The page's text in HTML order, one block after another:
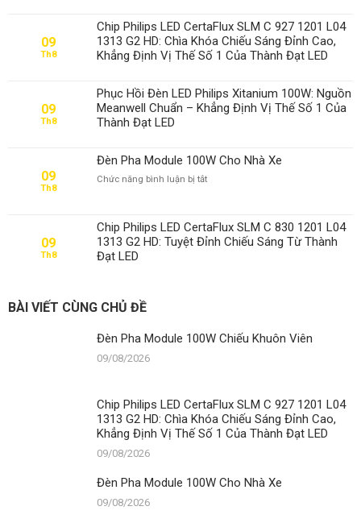
100W
Chiếu
Khuôn
09
Th8
Chip Philips LED CertaFlux SLM C 927 1201 L04
1313 G2 HD: Chìa Khóa Chiếu Sáng Đỉnh Cao,
Khẳng Định Vị Thế Số 1 Của Thành Đạt LED
09
Th8
Phục Hồi Đèn LED Philips Xitanium 100W: Nguồn
Meanwell Chuẩn – Khẳng Định Vị Thế Số 1 Của
Thành Đạt LED
09
Th8
Đèn Pha Module 100W Cho Nhà Xe
Chức năng bình luận bị tắtở
100W
Cho
09
Th8
Chip Philips LED CertaFlux SLM C 830 1201 L04
1313 G2 HD: Tuyệt Đỉnh Chiếu Sáng Từ Thành
Đạt LED
BÀI VIẾT CÙNG CHỦ ĐỀ
Đèn Pha Module 100W Chiếu Khuôn Viên
09/08/2026
Chip Philips LED CertaFlux SLM C 927 1201 L04
1313 G2 HD: Chìa Khóa Chiếu Sáng Đỉnh Cao,
Khẳng Định Vị Thế Số 1 Của Thành Đạt LED
09/08/2026
Đèn Pha Module 100W Cho Nhà Xe
09/08/2026